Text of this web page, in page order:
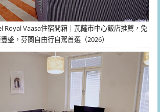
Royal Vaasa住宿開箱｜瓦薩市中心飯店推薦，免
盛，芬蘭自由行自駕首選（2026）